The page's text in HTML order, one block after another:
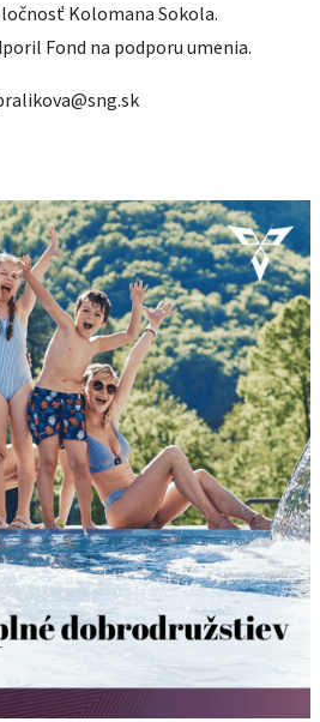
Kolomana Sokola.
Fond na podporu umenia.